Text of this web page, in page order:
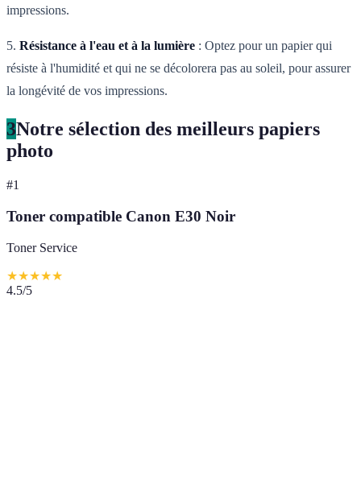
impressions.
5. Résistance à l'eau et à la lumière : Optez pour un papier qui
résiste à l'humidité et qui ne se décolorera pas au soleil, pour assurer
la longévité de vos impressions.
3Notre sélection des meilleurs papiers
photo
#1
Toner compatible Canon E30 Noir
Toner Service
★★★★★
4.5/5